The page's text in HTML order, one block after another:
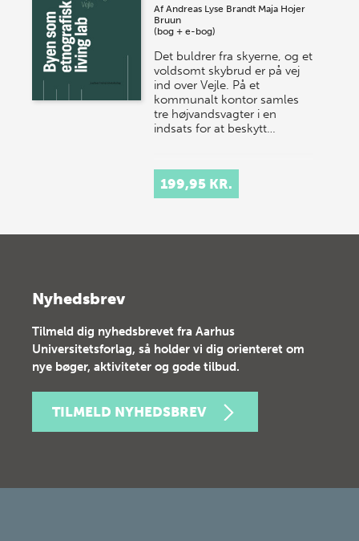
AfAndreas Lyse Brandt Maja Hojer
Bruun
(bog + e-bog)
Det buldrer fra skyerne, og et
voldsomt skybrud er på vej
ind over Vejle. På et
kommunalt kontor samles
tre højvandsvagter i en
indsats for at beskytt…
199,95 KR.
Nyhedsbrev
Tilmeld dig nyhedsbrevet fra Aarhus
Universitetsforlag, så holder vi dig orienteret om
nye bøger, aktiviteter og gode tilbud.
TILMELD NYHEDSBREV